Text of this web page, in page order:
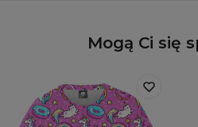
Mogą Ci się